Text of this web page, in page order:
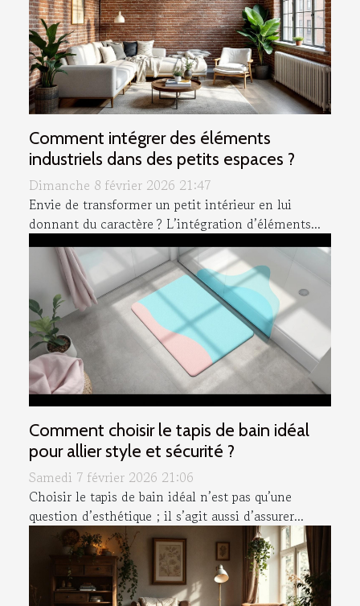
Comment intégrer des éléments
industriels dans des petits espaces ?
Dimanche 8 février 2026 21:47
Envie de transformer un petit intérieur en lui
donnant du caractère ? L’intégration d’éléments...
Comment choisir le tapis de bain idéal
pour allier style et sécurité ?
Samedi 7 février 2026 21:06
Choisir le tapis de bain idéal n’est pas qu’une
question d’esthétique ; il s’agit aussi d’assurer...